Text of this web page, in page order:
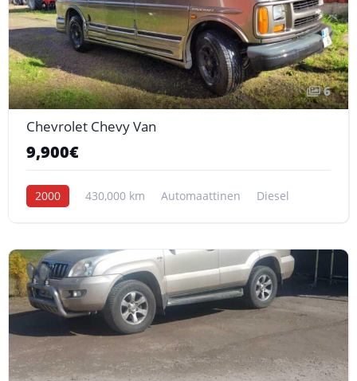
6
Chevrolet Chevy Van
9,900€
2000 430,000 km Automaattinen Diesel